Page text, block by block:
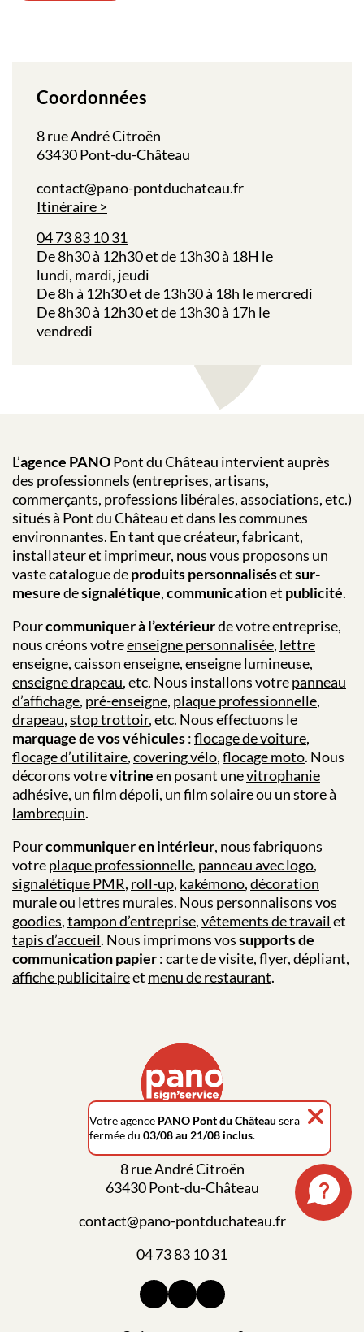
Coordonnées
8 rue André Citroën
63430 Pont-du-Château
contact@pano-pontduchateau.fr
Itinéraire
04 73 83 10 31
De 8h30 à 12h30 et de 13h30 à 18H le
lundi, mardi, jeudi
De 8h à 12h30 et de 13h30 à 18h lemercredi
De 8h30 à 12h30 et de 13h30 à 17h le
vendredi
L’agence PANOPont du Château intervient auprès
des professionnels (entreprises, artisans,
commerçants, professions libérales, associations, etc.)
situés à Pont du Châteauet dans les communes
environnantes. En tant que créateur, fabricant,
installateur et imprimeur, nous vous proposons un
vaste catalogue deproduits personnalisésetsur-
mesuredesignalétique,communicationet publicité.
Pourcommuniquer à l’extérieurde votre entreprise,
nous créons votreenseigne personnalisée, lettre
enseigne,caisson enseigne,enseigne lumineuse,
enseigne drapeau, etc. Nous installons votrepanneau
d’affichage, pré-enseigne, plaque professionnelle,
drapeau,stop trottoir, etc. Nous effectuons le
marquagede vos véhicules:flocage de voiture,
flocage d’utilitaire,covering vélo,flocage moto. Nous
décorons votrevitrineen posant unevitrophanie
adhésive, unfilm dépoli, unfilm solaireou unstore à
lambrequin.
Pourcommuniquer en intérieur, nous fabriquons
votreplaque professionnelle, panneau avec logo,
signalétique PMR, roll-up, kakémono,décoration
muraleou lettres murales. Nous personnalisons vos
goodies,tampon d’entreprise,vêtements de travail et
tapis d’accueil. Nous imprimons vossupports de
communication papier:carte de visite,flyer,dépliant,
affiche publicitaireet menu de restaurant.
8 rue André Citroën
63430 Pont-du-Château
contact@pano-pontduchateau.fr
04 73 83 10 31
Votre agence PANO Pont du Château sera
fermée du 03/08 au 21/08 inclus.